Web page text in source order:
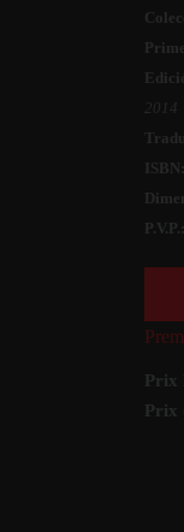
2014
ISBN:
P.V.P.:
Prix
Prix